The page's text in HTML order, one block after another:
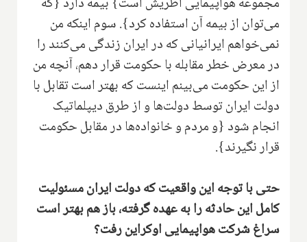
می‌توان از بیمه آن استفاده کرد}. سوم اینکه من
نمی‌خواهم ایرانیانی که در ایران زندگی می‌کنند را
در معرض خطر مقابله با حکومت قرار دهم، آنچه من
از این حکومت می‌بینم اینست که بهتر است تقابل با
دولت ایران توسط دولت‌ها و از طرق دیپلماتیک
انجام شود {و مردم و خانواده‌ها در مقابل حکومت
قرار نگیرند}.
حتی با توجه این واقعیت که دولت ایران مسئولیت
کامل این حادثه را به عهده گرفته، باز هم بهتر است
سراغ شرکت هواپیمایی اوکراین رفت؟